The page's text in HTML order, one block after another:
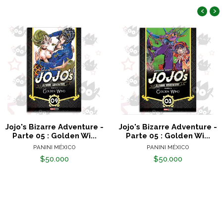
Jojo's Bizarre Adventure -
Parte 05 : Golden Wi...
PANINI MÉXICO
$50.000
Jojo's Bizarre Adventure -
Parte 05 : Golden Wi...
PANINI MÉXICO
$50.000
‹ ›